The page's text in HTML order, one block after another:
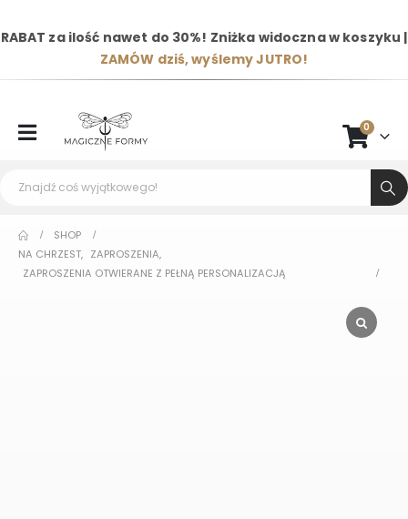
RABAT za ilość nawet do 30%! Zniżka widoczna w koszyku |
ZAMÓW dziś, wyślemy JUTRO!
0
SHOP
NA CHRZEST, ZAPROSZENIA,
ZAPROSZENIA OTWIERANE Z PEŁNĄ PERSONALIZACJĄ